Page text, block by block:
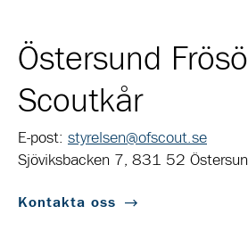
Östersund Frösö
Scoutkår
E-post: styrelsen@ofscout.se
Sjöviksbacken 7, 831 52
Kontakta oss